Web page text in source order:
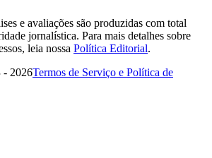
e avaliações são produzidas com total
jornalística. Para mais detalhes sobre
leia nossa Política Editorial.
- 2026Termos de Serviço e Política de